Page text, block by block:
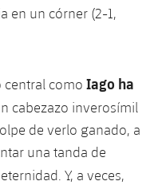
en un córner (2-1,
central como Iago ha
cabezazo inverosímil
de verlo ganado, a
una tanda de
Y, a veces,